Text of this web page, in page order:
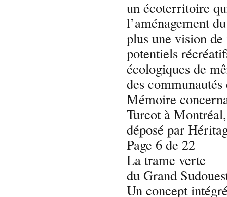
un écoterritoire
l’aménagement
plus une vision
potentiels
écologiques de
des
Mémoire
Turcot à
déposé par
Page 6 de 22
La trame verte
du Grand
Un concept